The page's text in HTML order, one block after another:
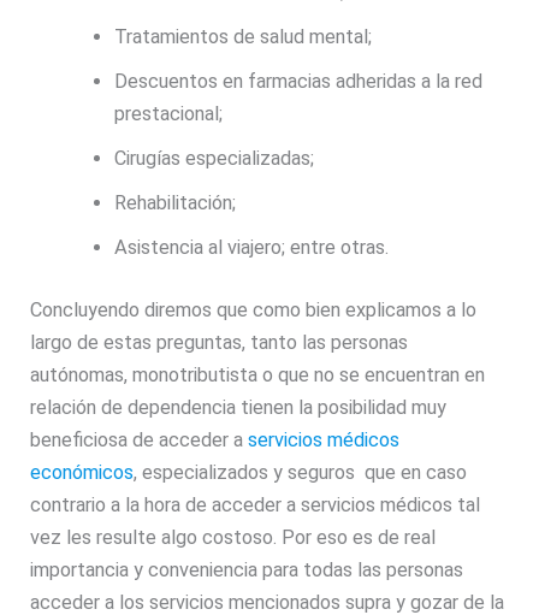
Tratamientos de salud mental;
Descuentos en farmacias adheridas a la red
prestacional;
Cirugías especializadas;
Rehabilitación;
Asistencia al viajero; entre otras.
Concluyendo diremos que como bien explicamos a lo
largo de estas preguntas, tanto las personas
autónomas, monotributista o que no se encuentran en
relación de dependencia tienen la posibilidad muy
beneficiosa de acceder aservicios médicos
económicos, especializados y seguros que en caso
contrario a la hora de acceder a servicios médicos tal
vez les resulte algo costoso. Por eso es de real
importancia y conveniencia para todas las personas
acceder a los servicios mencionados supra y gozar de la